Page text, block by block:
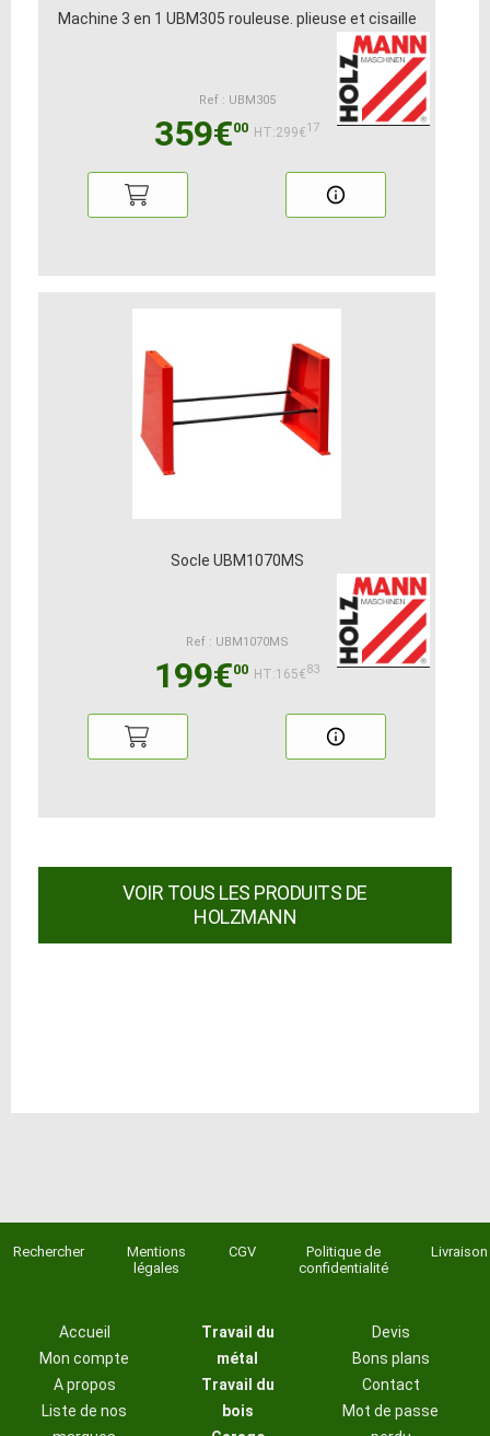
Machine 3 en 1 UBM305 rouleuse. plieuse et cisaille
Ref : UBM305
359€00 HT:299€17
Socle UBM1070MS
Ref : UBM1070MS
199€00 HT:165€83
VOIR TOUS LES PRODUITS DE
HOLZMANN
Rechercher
Mentions
légales
CGV
Politique de
confidentialité
Livraison
Accueil
Mon compte
A propos
Liste de nos
Travail du
métal
Travail du
bois
Devis
Bons plans
Contact
Mot de passe